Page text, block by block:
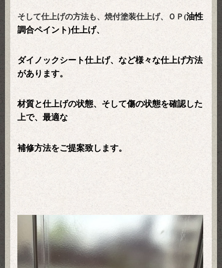
そして仕上げの方法も、焼付塗装仕上げ、ＯＰ(油性
調合ペイント)仕上げ、
ダイノックシート仕上げ、など様々な仕上げ方法
があります。
材質と仕上げの状態、そして傷の状態を確認した
上で、最適な
補修方法をご提案致します。